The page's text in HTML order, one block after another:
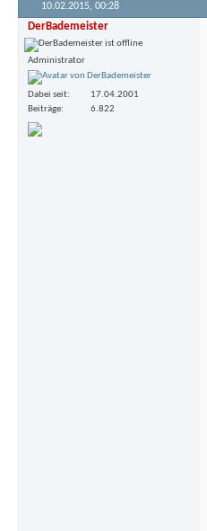
10.02.2015, 00:28
DerBademeister
Administrator
Dabei seit
17.04.2001
Beiträge
6.822